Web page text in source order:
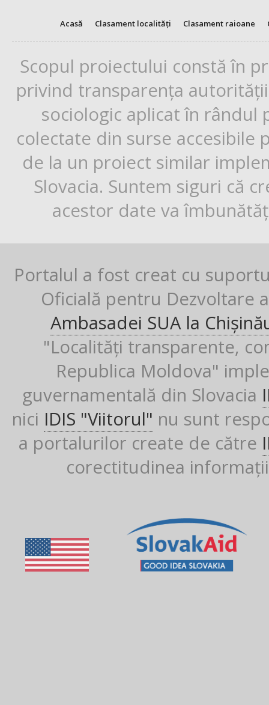
Acasă Clasament localități Clasament raioane
Scopul proiectului constă în
privind transparența
sociologic aplicat în rândul
colectate din surse
de la un proiect similar
Slovacia. Suntem siguri că
acestor date va
Portalul a fost creat cu
Oficială pentru Dezvoltare
Ambasadei SUA la
"Localități transparente,
Republica Moldova"
guvernamentală din Slovacia
nici IDIS "Viitorul" nu sunt
a portalurilor create de către
corectitudinea